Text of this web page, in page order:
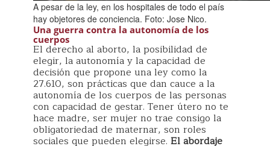
A pesar de la ley, en los hospitales de todo el país
hay objetores de conciencia. Foto: Jose Nico.
Una guerra contra la autonomía de los
cuerpos
El derecho al aborto, la posibilidad de
elegir, la autonomía y la capacidad de
decisión que propone una ley como la
27.610, son prácticas que dan cauce a la
autonomía de los cuerpos de las personas
con capacidad de gestar. Tener útero no te
hace madre, ser mujer no trae consigo la
obligatoriedad de maternar, son roles
sociales que pueden elegirse. El abordaje